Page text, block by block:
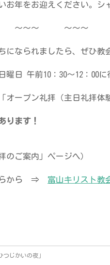
お年をお迎えください。シ
～～～ ～～～
になられましたら、ぜひ教
曜日 午前10：30～12：00に
オープン礼拝（主日礼拝体
ります！
のご案内」ページへ）
らから ⇒ 富山キリスト教
じかいの夜」